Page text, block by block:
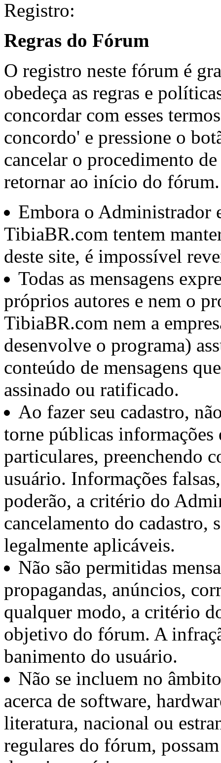
Registro:
Regras do Fórum
O registro neste fórum é
obedeça as regras e
concordar com esses
concordo' e pressione o
cancelar o procedimento
retornar ao início do fórum.
Embora o Administrador
TibiaBR.com tentem
deste site, é impossível
Todas as mensagens
próprios autores e nem o
TibiaBR.com nem a
desenvolve o programa)
conteúdo de mensagens
assinado ou ratificado.
Ao fazer seu cadastro,
torne públicas informações
particulares, preenchendo
usuário. Informações
poderão, a critério do
cancelamento do cadastro,
legalmente aplicáveis.
Não são permitidas
propagandas, anúncios,
qualquer modo, a critério
objetivo do fórum. A
banimento do usuário.
Não se incluem no
acerca de software,
literatura, nacional ou
regulares do fórum,